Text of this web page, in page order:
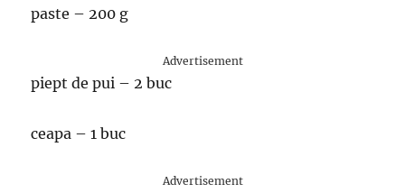
paste – 200 g
Advertisement
piept de pui – 2 buc
ceapa – 1 buc
Advertisement